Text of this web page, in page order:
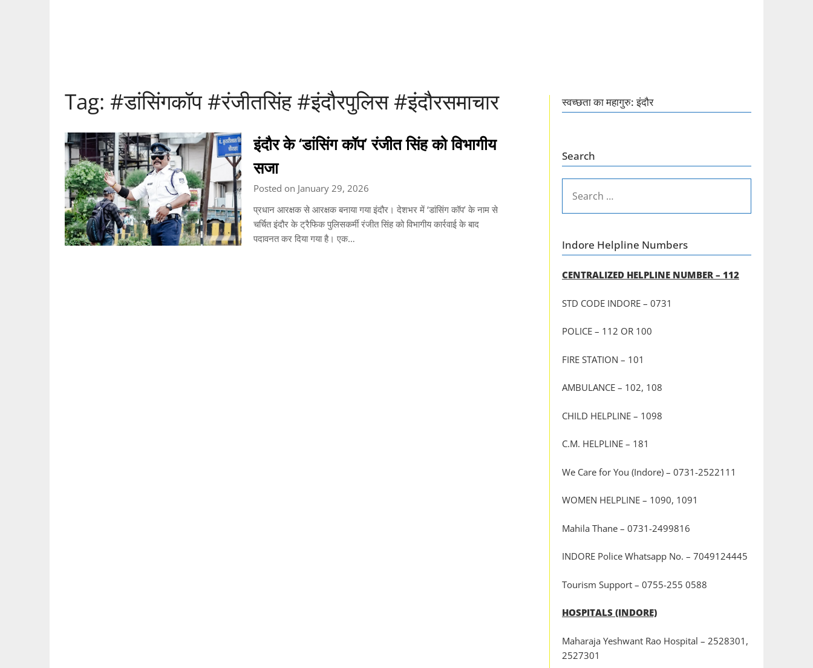
Tag: #डांसिंगकॉप #रंजीतसिंह #इंदौरपुलिस #इंदौरसमाचार
इंदौर के ‘डांसिंग कॉप’ रंजीत सिंह को विभागीय
सजा
Posted on January 29, 2026
प्रधान आरक्षक से आरक्षक बनाया गया इंदौर। देशभर में ‘डांसिंग कॉप’ के नाम से
चर्चित इंदौर के ट्रैफिक पुलिसकर्मी रंजीत सिंह को विभागीय कार्रवाई के बाद
पदावनत कर दिया गया है। एक…
स्वच्छता का महागुरु: इंदौर
Search
FOR:
Indore Helpline Numbers
CENTRALIZED HELPLINE NUMBER – 112
STD CODE INDORE – 0731
POLICE – 112 OR 100
FIRE STATION – 101
AMBULANCE – 102, 108
CHILD HELPLINE – 1098
C.M. HELPLINE – 181
We Care for You (Indore) – 0731-2522111
WOMEN HELPLINE – 1090, 1091
Mahila Thane – 0731-2499816
INDORE Police Whatsapp No. – 7049124445
Tourism Support – 0755-255 0588
HOSPITALS (INDORE)
Maharaja Yeshwant Rao Hospital – 2528301,
2527301